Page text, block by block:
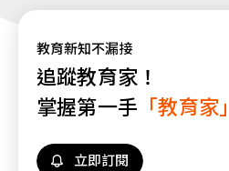
教育新知不漏接
追蹤教育家！
掌握第一手 「教育家」
立即訂閱